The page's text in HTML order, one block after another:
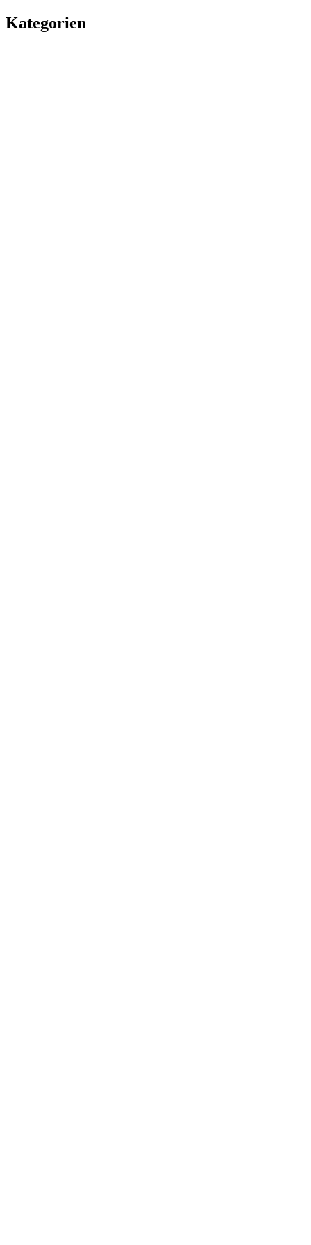
Kategorien